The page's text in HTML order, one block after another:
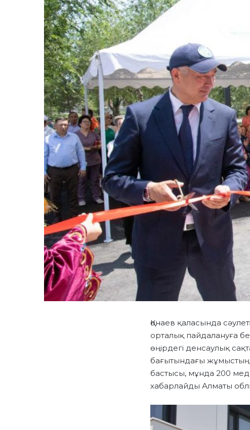
Қонаев қаласында
орталық пайдалануға
өңірдегі денсаулық
бағытындағы жұмыстың
бастысы, мұнда 200
хабарлайды Алматы